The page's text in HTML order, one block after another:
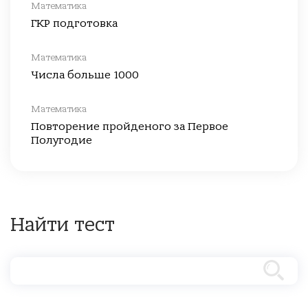
Математика
ГКР подготовка
Математика
Числа больше 1000
Математика
Повторение пройденого за Первое
Полугодие
Найти тест